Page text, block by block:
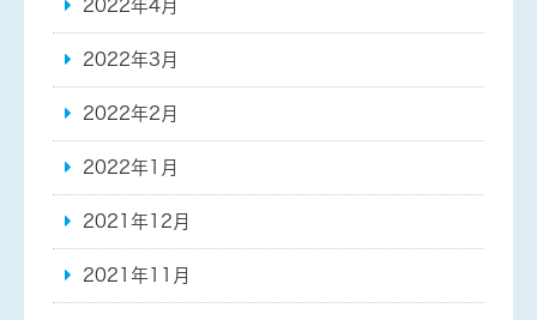
2022年4月
2022年3月
2022年2月
2022年1月
2021年12月
2021年11月